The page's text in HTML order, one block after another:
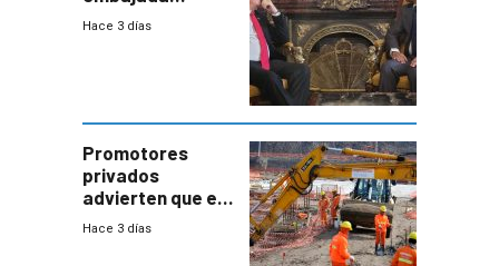
residente en
enorme
potencial
Hace 3 días
Promotores
privados
advierten que el
nuevo convenio
Hace 3 días